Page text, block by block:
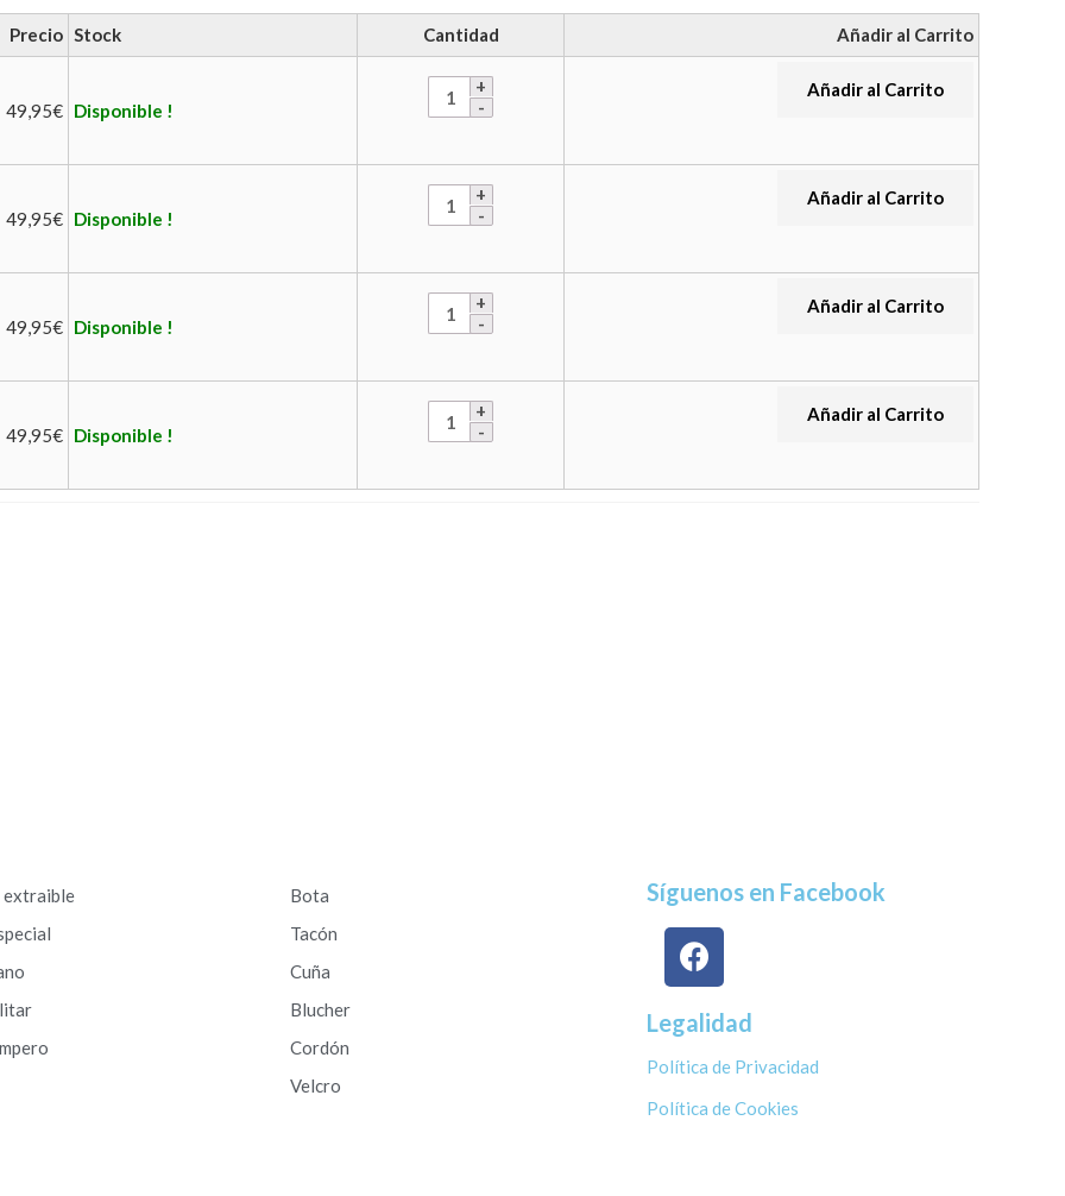
Precio Stock Cantidad Añadir al Carrito
49,95€ Disponible !
Añadir al Carrito
49,95€ Disponible !
Añadir al Carrito
49,95€ Disponible !
Añadir al Carrito
49,95€ Disponible !
Añadir al Carrito
Bota
Tacón
Cuña
Blucher
Cordón
Velcro
Síguenos en Facebook
Legalidad
Política de Privacidad
Política de Cookies